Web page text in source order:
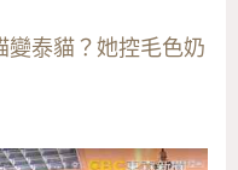
變泰貓？她控毛色奶